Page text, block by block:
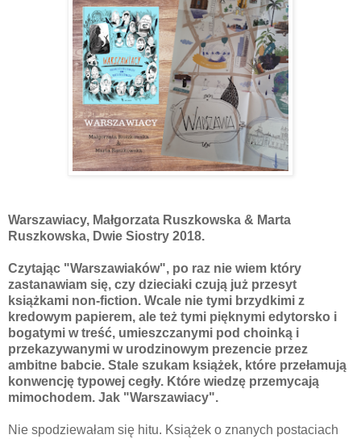
Warszawiacy, Małgorzata Ruszkowska & Marta
Ruszkowska, Dwie Siostry 2018.
Czytając "Warszawiaków", po raz nie wiem który
zastanawiam się, czy dzieciaki czują już przesyt
książkami non-fiction. Wcale nie tymi brzydkimi z
kredowym papierem, ale też tymi pięknymi edytorsko i
bogatymi w treść, umieszczanymi pod choinką i
przekazywanymi w urodzinowym prezencie przez
ambitne babcie. Stale szukam książek, które przełamują
konwencję typowej cegły. Które wiedzę przemycają
mimochodem. Jak "Warszawiacy".
Nie spodziewałam się hitu. Książek o znanych postaciach